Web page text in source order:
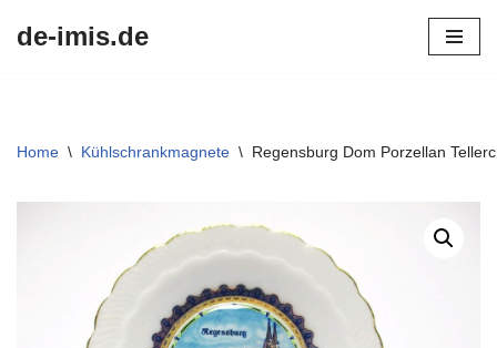
de-imis.de
Home \ Kühlschrankmagnete \ Regensburg Dom Porzellan